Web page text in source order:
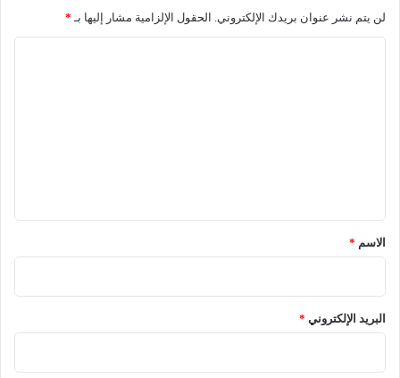
لن يتم نشر عنوان بريدك الإلكتروني. الحقول الإلزامية مشار إليها بـ *
*
الاسم *
البريد الإلكتروني *